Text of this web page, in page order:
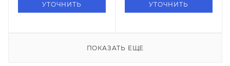
УТОЧНИТЬ УТОЧНИТЬ
ПОКАЗАТЬ ЕЩЕ